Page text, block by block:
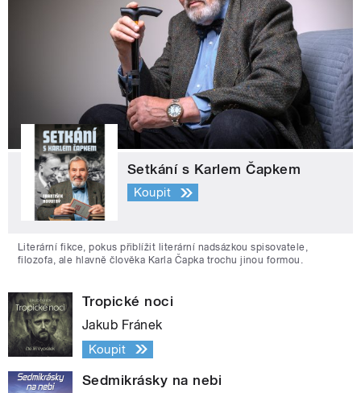
Setkání s Karlem Čapkem
Koupit
Literární fikce, pokus přiblížit literární nadsázkou spisovatele,
filozofa, ale hlavně člověka Karla Čapka trochu jinou formou.
Tropické noci
Jakub Fránek
Koupit
Sedmikrásky na nebi